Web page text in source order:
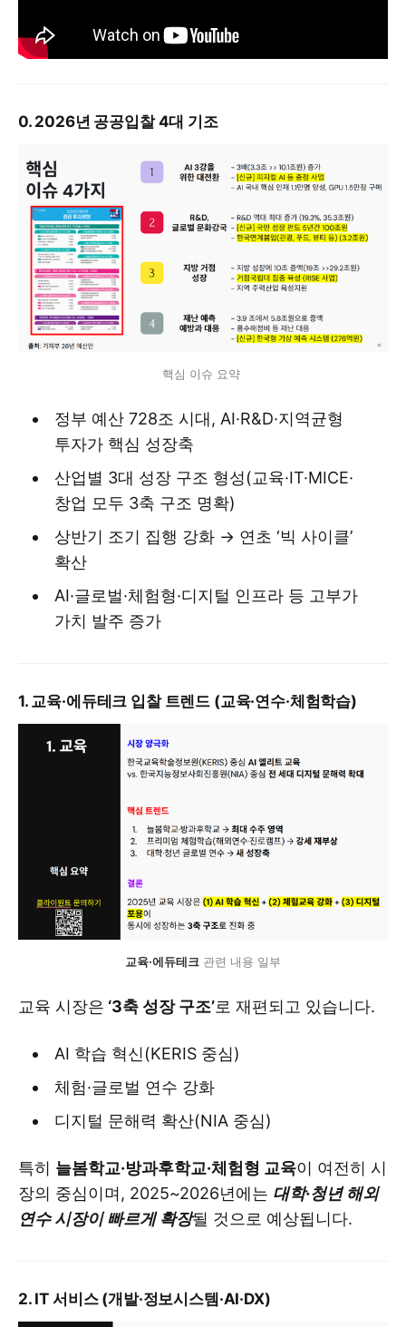
0. 2026년 공공입찰 4대 기조
핵심 이슈 요약
정부 예산 728조 시대, AI·R&D·지역균형
투자가 핵심 성장축
산업별 3대 성장 구조 형성(교육·IT·MICE·
창업 모두 3축 구조 명확)
상반기 조기 집행 강화 → 연초 ‘빅 사이클’
확산
AI·글로벌·체험형·디지털 인프라 등 고부가
가치 발주 증가
1. 교육·에듀테크 입찰 트렌드 (교육·연수·체험학습)
교육·에듀테크 관련 내용 일부
교육 시장은 ‘3축 성장 구조’로 재편되고 있습니다.
AI 학습 혁신(KERIS 중심)
체험·글로벌 연수 강화
디지털 문해력 확산(NIA 중심)
특히 늘봄학교·방과후학교·체험형 교육이 여전히 시
장의 중심이며, 2025~2026년에는 대학·청년 해외
연수 시장이 빠르게 확장될 것으로 예상됩니다.
2. IT 서비스 (개발·정보시스템·AI·DX)